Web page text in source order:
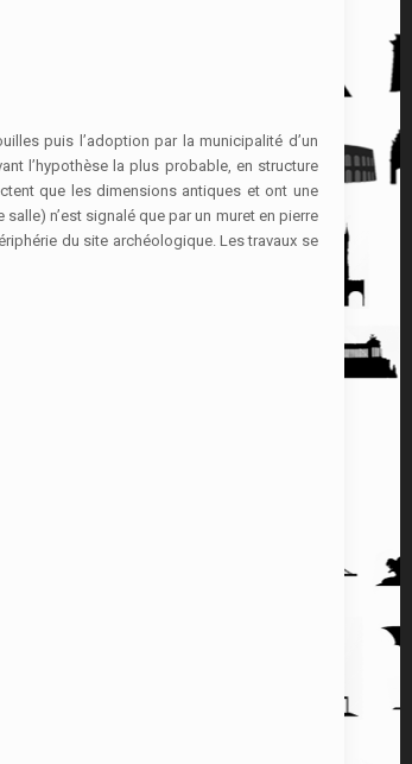
puis l’adoption par la municipalité d’un
l’hypothèse la plus probable, en structure
que les dimensions antiques et ont une
n’est signalé que par un muret en pierre
du site archéologique. Les travaux se